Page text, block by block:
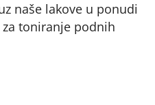
naše lakove u ponudi
toniranje podnih